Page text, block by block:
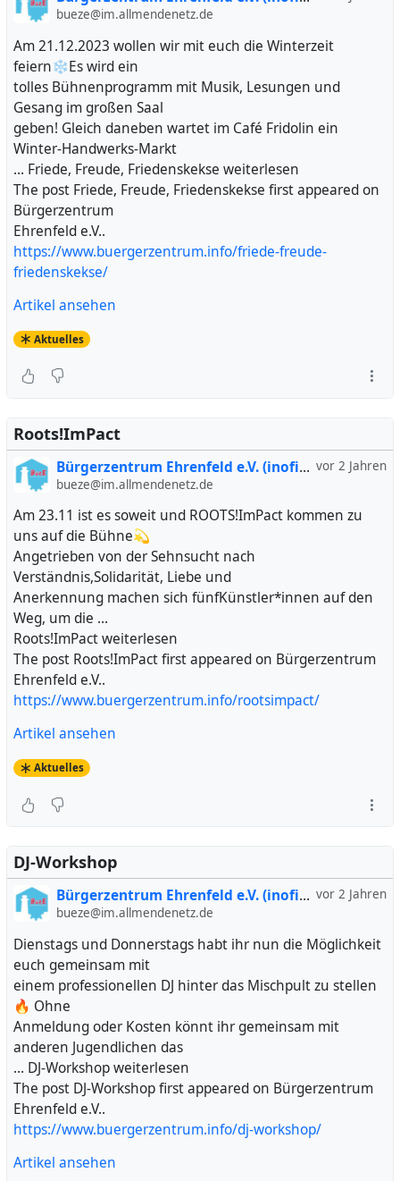
bueze@im.allmendenetz.de
Am 21.12.2023 wollen wir mit euch die Winterzeit
feiern❄️Es wird ein
tolles Bühnenprogramm mit Musik, Lesungen und
Gesang im großen Saal
geben! Gleich daneben wartet im Café Fridolin ein
Winter-Handwerks-Markt
… Friede, Freude, Friedenskekse weiterlesen
The post Friede, Freude, Friedenskekse first appeared on
Bürgerzentrum
Ehrenfeld e.V..
https://www.buergerzentrum.info/friede-freude-
friedenskekse/
Artikel ansehen
Aktuelles
Roots!ImPact
vor 2 Jahren
Bürgerzentrum Ehrenfeld e.V. (inofiziell)
bueze@im.allmendenetz.de
Am 23.11 ist es soweit und ROOTS!ImPact kommen zu
uns auf die Bühne💫
Angetrieben von der Sehnsucht nach
Verständnis,Solidarität, Liebe und
Anerkennung machen sich fünfKünstler*innen auf den
Weg, um die …
Roots!ImPact weiterlesen
The post Roots!ImPact first appeared on Bürgerzentrum
Ehrenfeld e.V..
https://www.buergerzentrum.info/rootsimpact/
Artikel ansehen
Aktuelles
DJ-Workshop
vor 2 Jahren
Bürgerzentrum Ehrenfeld e.V. (inofiziell)
bueze@im.allmendenetz.de
Dienstags und Donnerstags habt ihr nun die Möglichkeit
euch gemeinsam mit
einem professionellen DJ hinter das Mischpult zu stellen
🔥 Ohne
Anmeldung oder Kosten könnt ihr gemeinsam mit
anderen Jugendlichen das
… DJ-Workshop weiterlesen
The post DJ-Workshop first appeared on Bürgerzentrum
Ehrenfeld e.V..
https://www.buergerzentrum.info/dj-workshop/
Artikel ansehen